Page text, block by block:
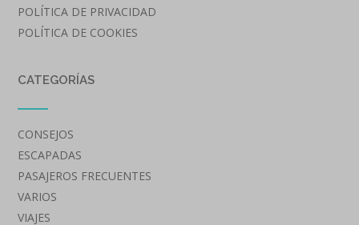
POLÍTICA DE PRIVACIDAD
POLÍTICA DE COOKIES
CATEGORÍAS
CONSEJOS
ESCAPADAS
PASAJEROS FRECUENTES
VARIOS
VIAJES